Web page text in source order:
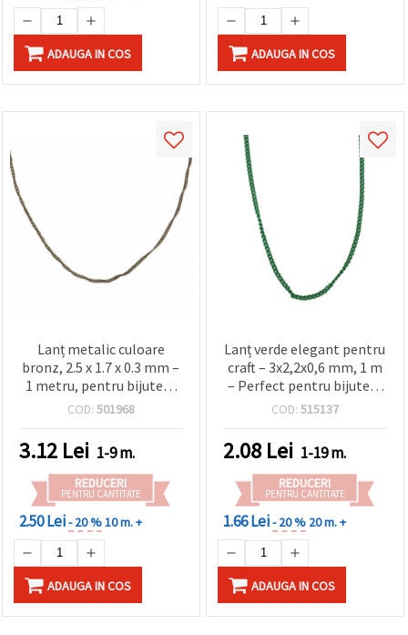
ADAUGA IN COS ADAUGA IN COS
Lanț metalic culoare
bronz, 2.5 x 1.7 x 0.3 mm –
1 metru, pentru bijuterii
handmade
COD: 501968
3.12 Lei 1-9 m.
REDUCERI
PENTRU CANTITATE
2.50 Lei- 20 %10 m. +
ADAUGA IN COS
Lanț verde elegant pentru
craft – 3x2,2x0,6 mm, 1 m
– Perfect pentru bijuterii
handmade, accesorii de
creative
COD: 515137
2.08 Lei 1-19 m.
REDUCERI
PENTRU CANTITATE
1.66 Lei- 20 % 20 m. +
ADAUGA IN COS